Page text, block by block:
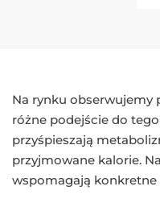
Na rynku obserwujemy
różne podejście do
przyśpieszają
przyjmowane kalorie.
wspomagają konkretne